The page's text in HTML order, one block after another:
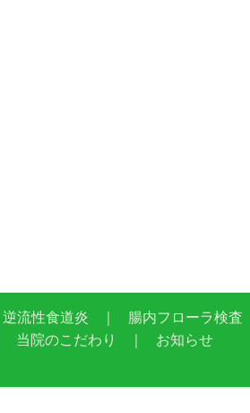
逆流性食道炎
腸内フローラ検査
当院のこだわり
お知らせ